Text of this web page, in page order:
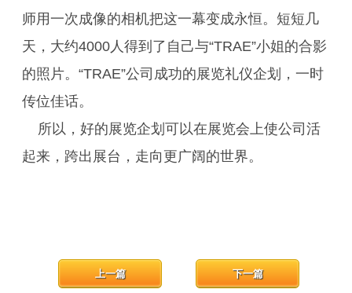
师用一次成像的相机把这一幕变成永恒。短短几
天，大约4000人得到了自己与“TRAE”小姐的合影
的照片。“TRAE”公司成功的展览礼仪企划，一时
传位佳话。
所以，好的展览企划可以在展览会上使公司活
起来，跨出展台，走向更广阔的世界。
下一篇
上一篇